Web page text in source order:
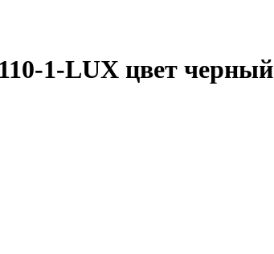
1-LUX цвет черный